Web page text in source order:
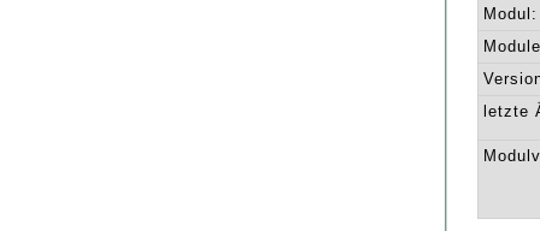
Modul:
letzte